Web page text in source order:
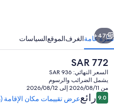
التالي
47+
نظرة عامةالغرفالموقعالسياسات
السعر
الحالي
هو
SAR
772
SAR 772
السعر النهائي: SAR 936
يشمل الضرائب والرسوم
من 2026/08/11 إلى 2026/08/12
التقييمات
9.09.0 من 10رائععرض تقييمات مكان الإقامة (1,364 تقييماً)